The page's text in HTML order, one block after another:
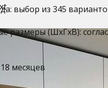
выбор из 345
размеры (ШхГхВ):
месяцев